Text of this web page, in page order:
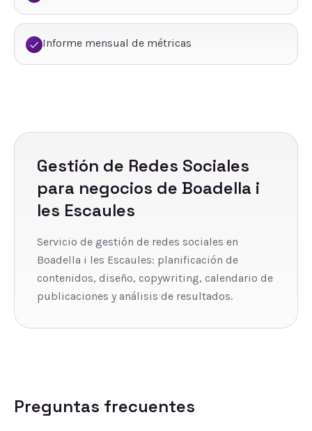
Informe mensual de métricas
Gestión de Redes Sociales
para negocios de Boadella i
les Escaules
Servicio de gestión de redes sociales en
Boadella i les Escaules: planificación de
contenidos, diseño, copywriting, calendario de
publicaciones y análisis de resultados.
Preguntas frecuentes